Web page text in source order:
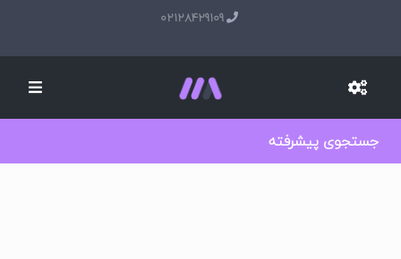
02128429109
جستجوی پیشرفته